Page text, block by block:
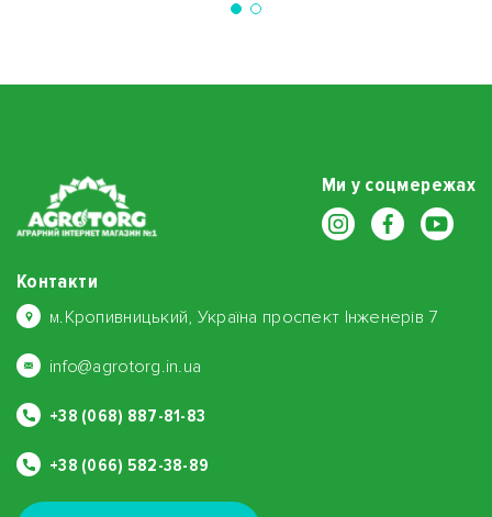
Ми у соцмережах
Контакти
м.Кропивницький, Україна проспект Інженерів 7
info@agrotorg.in.ua
+38 (068) 887-81-83
+38 (066) 582-38-89